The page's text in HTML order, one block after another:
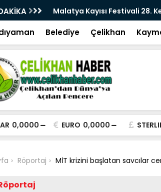
Vesayetten Siyasete: DEM
Belediye Çelikhan
0,0000 EURO 0,0000
Röportaj MİT krizini başlatan savcılar